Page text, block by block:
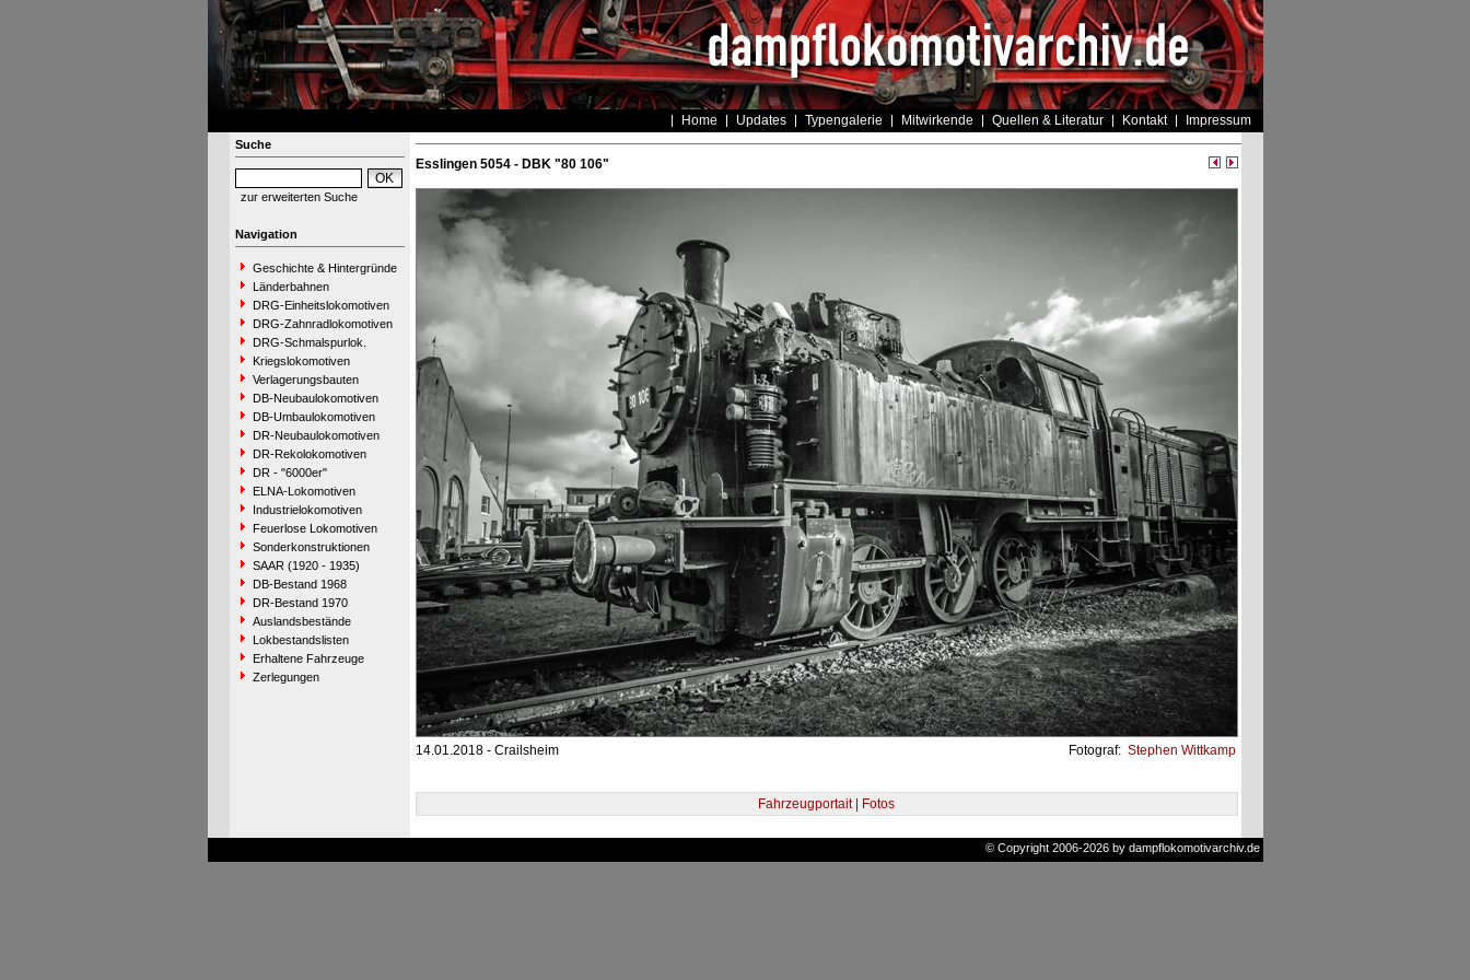
Home Updates Typengalerie Mitwirkende Quellen & Literatur Kontakt Impressum
Suche
zur erweiterten Suche
Navigation
Geschichte & Hintergründe
Länderbahnen
DRG-Einheitslokomotiven
DRG-Zahnradlokomotiven
DRG-Schmalspurlok.
Kriegslokomotiven
Verlagerungsbauten
DB-Neubaulokomotiven
DB-Umbaulokomotiven
DR-Neubaulokomotiven
DR-Rekolokomotiven
DR - "6000er"
ELNA-Lokomotiven
Industrielokomotiven
Feuerlose Lokomotiven
Sonderkonstruktionen
SAAR (1920 - 1935)
DB-Bestand 1968
DR-Bestand 1970
Auslandsbestände
Lokbestandslisten
Erhaltene Fahrzeuge
Zerlegungen
Esslingen 5054 - DBK "80 106"
14.01.2018 - Crailsheim Fotograf: Stephen Wittkamp
Fahrzeugportait | Fotos
© Copyright 2006-2026 by dampflokomotivarchiv.de